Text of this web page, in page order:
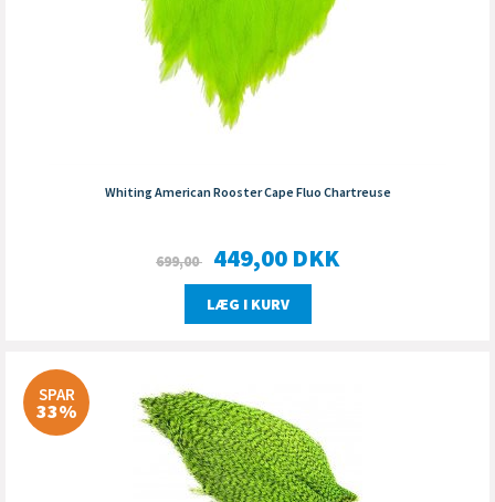
Whiting American Rooster Cape Fluo Chartreuse
699,00 449,00 DKK
LÆG I KURV
SPAR
33%